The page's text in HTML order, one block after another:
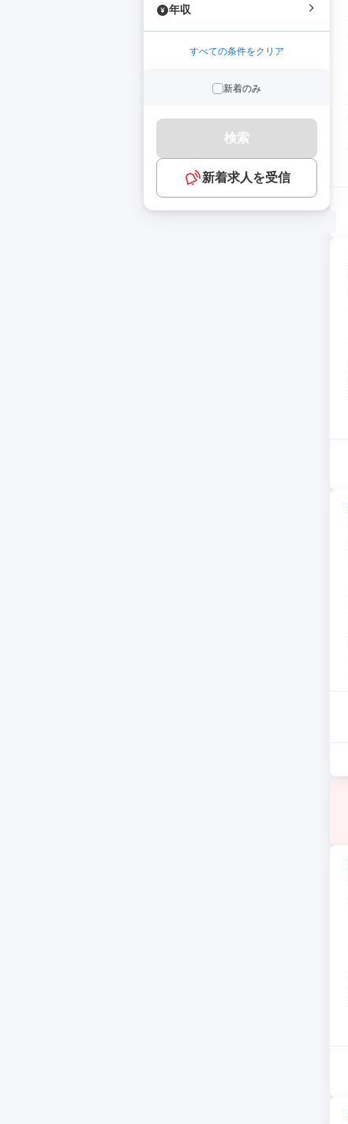
年収
すべての条件をクリア
新着のみ
検索
新着求人を受信